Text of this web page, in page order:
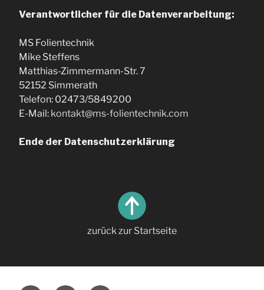
Verantwortlicher für die Datenverarbeitung:
MS Folientechnik
Mike Steffens
Matthias-Zimmermann-Str. 7
52152 Simmerath
Telefon: 02473/5849200
E-Mail: kontakt@ms-folientechnik.com
Ende der Datenschutzerklärung
zurück zur Startseite